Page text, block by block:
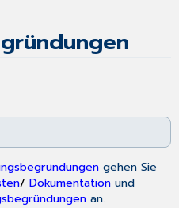
gehen Sie
/ Dokumentation und
an.